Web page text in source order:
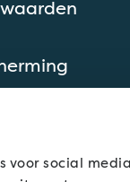
voor social